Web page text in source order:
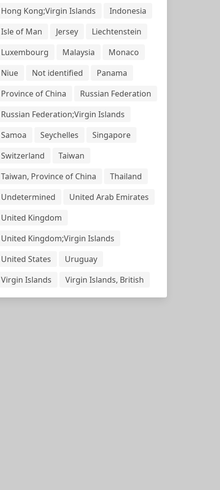
Hong Kong;Virgin Islands
Indonesia
Isle of Man
Jersey
Liechtenstein
Luxembourg
Malaysia
Monaco
Niue
Not identified
Panama
Province of China
Russian Federation
Russian Federation;Virgin Islands
Samoa
Seychelles
Singapore
Switzerland
Taiwan
Taiwan, Province of China
Thailand
Undetermined
United Arab Emirates
United Kingdom
United Kingdom;Virgin Islands
United States
Uruguay
Virgin Islands
Virgin Islands, British